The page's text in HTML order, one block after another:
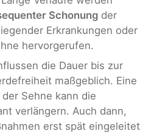
Schonung der
Erkrankungen oder
hervorgerufen.
die Dauer bis zur
maßgeblich. Eine
der Sehne kann die
verlängern. Auch dann,
erst spät eingeleitet